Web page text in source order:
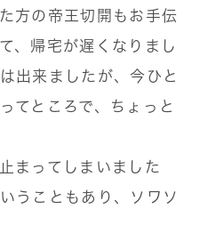
方の帝王切開もお手伝
、帰宅が遅くなりまし
出来ましたが、今ひと
てところで、ちょっと
まってしまいました
うこともあり、ソワソ